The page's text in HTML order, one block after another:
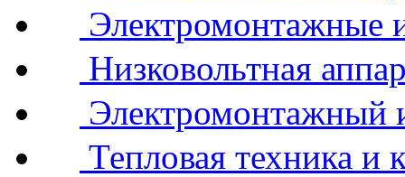
Электромонтажные
Низковольтная
Электромонтажный
Тепловая техника и